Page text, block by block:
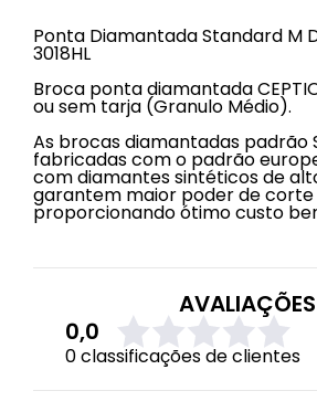
Ponta Diamantada Standard M
3018HL
Broca ponta diamantada
ou sem tarja (Granulo Médio).
As brocas diamantadas padrão
fabricadas com o padrão
com diamantes sintéticos de
garantem maior poder de corte
proporcionando ótimo custo
AVALIAÇÕES
0,0
0 classificações de clientes